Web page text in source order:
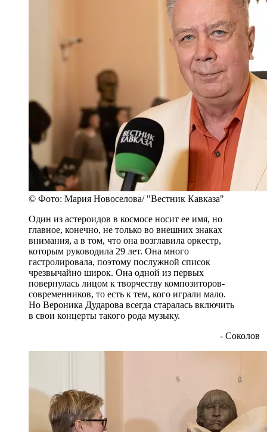
© Фото: Мария Новоселова/ "Вестник Кавказа"
Один из астероидов в космосе носит ее имя, но
главное, конечно, не только во внешних знаках
внимания, а в том, что она возглавила оркестр,
которым руководила 29 лет. Она много
гастролировала, поэтому послужной список
чрезвычайно широк. Она одной из первых
повернулась лицом к творчеству композиторов-
современников, то есть к тем, кого играли мало.
Но Вероника Дударова всегда старалась включить
в свои концерты такого рода музыку.
- Соколов